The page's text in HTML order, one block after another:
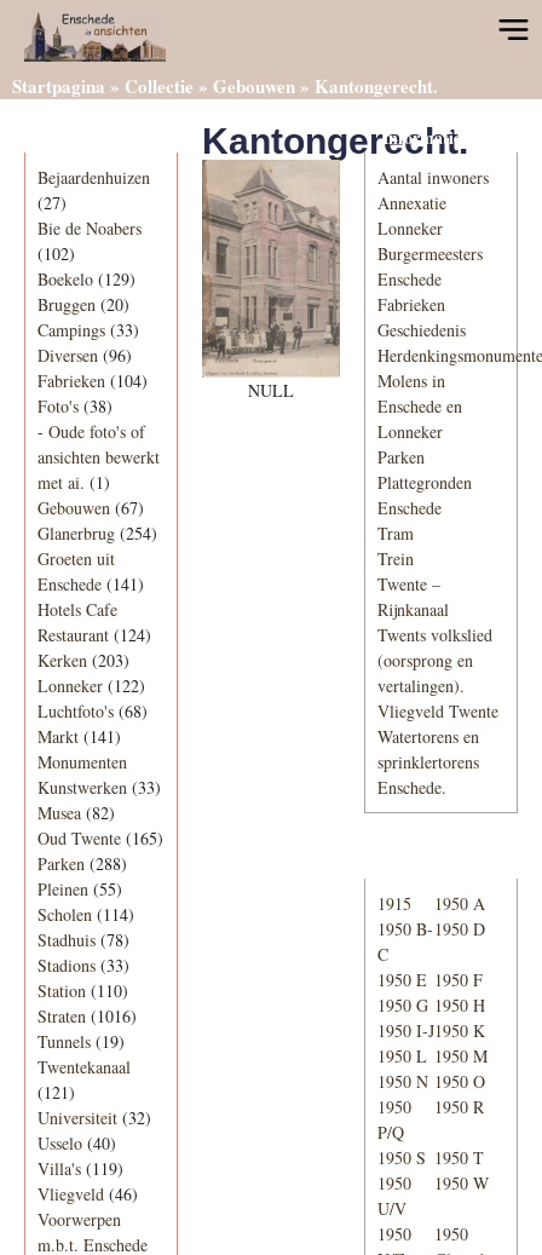
Startpagina » Collectie » Gebouwen» Kantongerecht.
Bejaardenhuizen
(27)
Bie de Noabers
(102)
Boekelo (129)
Bruggen (20)
Campings (33)
Diversen (96)
Fabrieken (104)
Foto's (38)
- Oude foto's of
ansichten bewerkt
met ai. (1)
Gebouwen (67)
Glanerbrug (254)
Groeten uit
Enschede (141)
Hotels Cafe
Restaurant (124)
Kerken (203)
Lonneker (122)
Luchtfoto's (68)
Markt (141)
Monumenten
Kunstwerken (33)
Musea (82)
Oud Twente (165)
Parken (288)
Pleinen (55)
Scholen (114)
Stadhuis (78)
Stadions (33)
Station (110)
Straten (1016)
Tunnels (19)
Twentekanaal
(121)
Universiteit (32)
Usselo (40)
Villa's (119)
Vliegveld (46)
Voorwerpen
m.b.t. Enschede
Kantongerecht.
NULL
Informatie
Aantal inwoners
Annexatie
Lonneker
Burgermeesters
Enschede
Fabrieken
Geschiedenis
Molens in
Enschede en
Lonneker
Parken
Plattegronden
Enschede
Tram
Trein
Twente –
Rijnkanaal
Twents volkslied
(oorsprong en
vertalingen).
Vliegveld Twente
Watertorens en
sprinklertorens
Enschede.
1915
1950 A
1950 B-
C
1950 D
1950 E 1950 F
1950 G 1950 H
1950 I-J1950 K
1950 L 1950 M
1950 N 1950 O
1950
P/Q
1950 R
1950 S 1950 T
1950
U/V
1950 W
1950
1950